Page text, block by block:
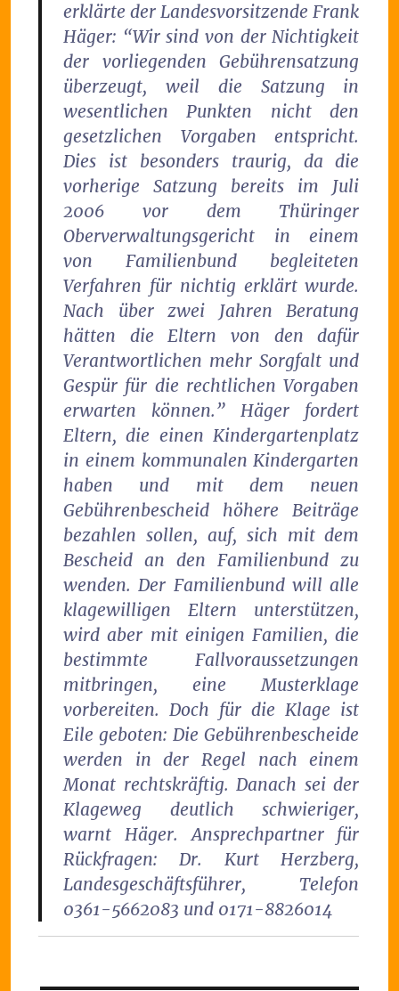
erklärte der Landesvorsitzende Frank
Häger: “Wir sind von der Nichtigkeit
der vorliegenden Gebührensatzung
überzeugt, weil die Satzung in
wesentlichen Punkten nicht den
gesetzlichen Vorgaben entspricht.
Dies ist besonders traurig, da die
vorherige Satzung bereits im Juli
2006 vor dem Thüringer
Oberverwaltungsgericht in einem
von Familienbund begleiteten
Verfahren für nichtig erklärt wurde.
Nach über zwei Jahren Beratung
hätten die Eltern von den dafür
Verantwortlichen mehr Sorgfalt und
Gespür für die rechtlichen Vorgaben
erwarten können.” Häger fordert
Eltern, die einen Kindergartenplatz
in einem kommunalen Kindergarten
haben und mit dem neuen
Gebührenbescheid höhere Beiträge
bezahlen sollen, auf, sich mit dem
Bescheid an den Familienbund zu
wenden. Der Familienbund will alle
klagewilligen Eltern unterstützen,
wird aber mit einigen Familien, die
bestimmte Fallvoraussetzungen
mitbringen, eine Musterklage
vorbereiten. Doch für die Klage ist
Eile geboten: Die Gebührenbescheide
werden in der Regel nach einem
Monat rechtskräftig. Danach sei der
Klageweg deutlich schwieriger,
warnt Häger.Ansprechpartner für
Rückfragen: Dr. Kurt Herzberg,
Landesgeschäftsführer, Telefon
0361-5662083 und 0171-8826014